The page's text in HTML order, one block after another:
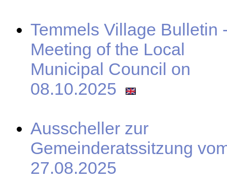
Temmels Village Bulletin
Meeting of the Local
Municipal Council on
08.10.2025
Ausscheller zur
Gemeinderatssitzung
27.08.2025